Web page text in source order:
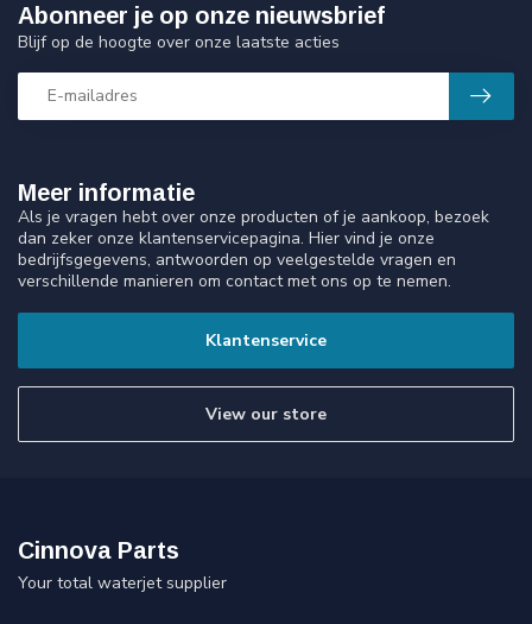
Meer informatie
Als je vragen hebt over onze producten of je aankoop, bezoek
dan zeker onze klantenservicepagina. Hier vind je onze
bedrijfsgegevens, antwoorden op veelgestelde vragen en
verschillende manieren om contact met ons op te nemen.
Klantenservice
View our store
Abonneer je op onze nieuwsbrief
Blijf op de hoogte over onze laatste acties
Cinnova Parts
Your total waterjet supplier